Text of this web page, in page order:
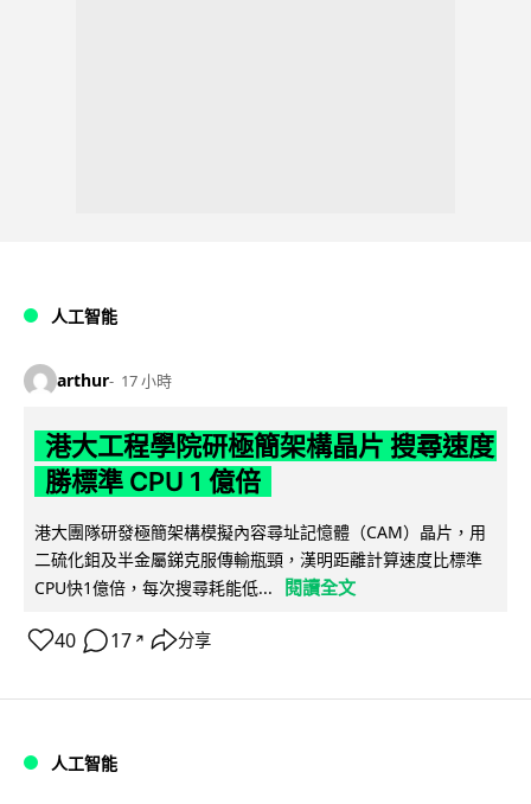
人工智能
arthur 17 小時
港大工程學院研極簡架構晶片 搜尋速度
勝標準 CPU 1 億倍
港大團隊研發極簡架構模擬內容尋址記憶體（CAM）晶片，用
二硫化鉬及半金屬銻克服傳輸瓶頸，漢明距離計算速度比標準
CPU快1億倍，每次搜尋耗能低...
閱讀全文
40 17 ↗ 分享
人工智能